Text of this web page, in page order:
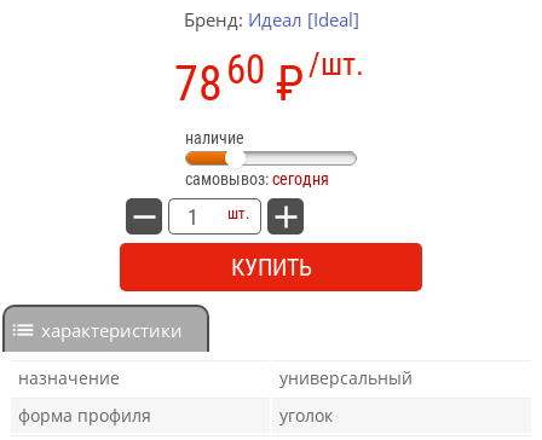
Бренд: Идеал [Ideal]
/шт.
7860 ₽
наличие
самовывоз:сегодня
шт.
КУПИТЬ
характеристики
назначение
универсальный
форма профиля
уголок